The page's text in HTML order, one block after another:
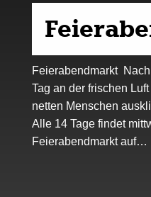
Feierabendmarkt
Tag an der frischen
netten Menschen
Alle 14 Tage findet
Feierabendmarkt auf…